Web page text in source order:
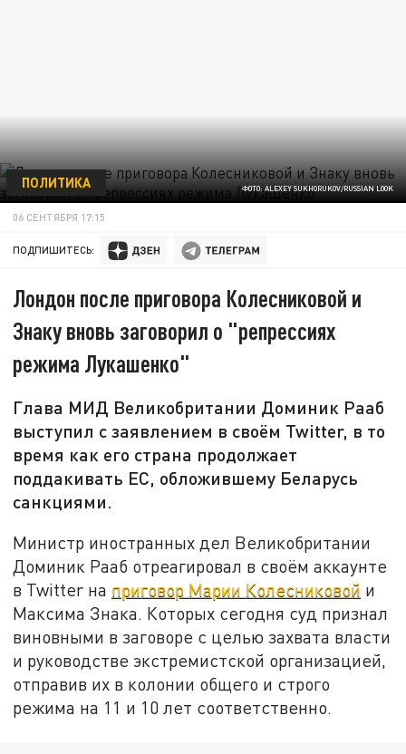
ФОТО: ALEXEY SUKHORUKOV/RUSSIAN LOOK
ПОЛИТИКА
06 СЕНТЯБРЯ 17:15
ПОДПИШИТЕСЬ:
Лондон после приговора Колесниковой и
Знаку вновь заговорил о "репрессиях
режима Лукашенко"
Глава МИД Великобритании Доминик Рааб
выступил с заявлением в своём Twitter, в то
время как его страна продолжает
поддакивать ЕС, обложившему Беларусь
санкциями.
Министр иностранных дел Великобритании
Доминик Рааб отреагировал в своём аккаунте
в Twitter на приговор Марии Колесниковой и
Максима Знака. Которых сегодня суд признал
виновными в заговоре с целью захвата власти
и руководстве экстремистской организацией,
отправив их в колонии общего и строго
режима на 11 и 10 лет соответственно.